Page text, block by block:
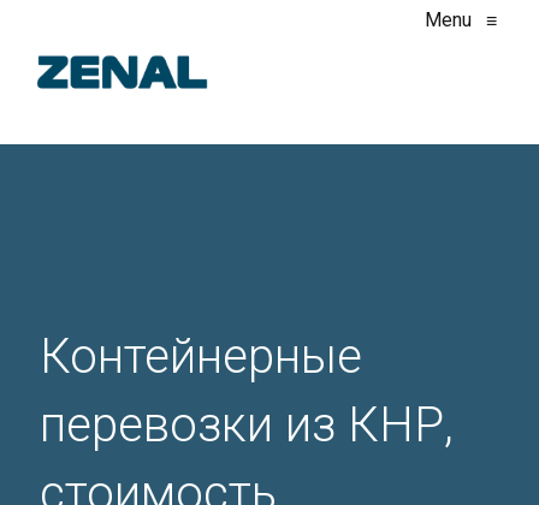
Menu ≡
Контейнерные
перевозки из КНР,
стоимость